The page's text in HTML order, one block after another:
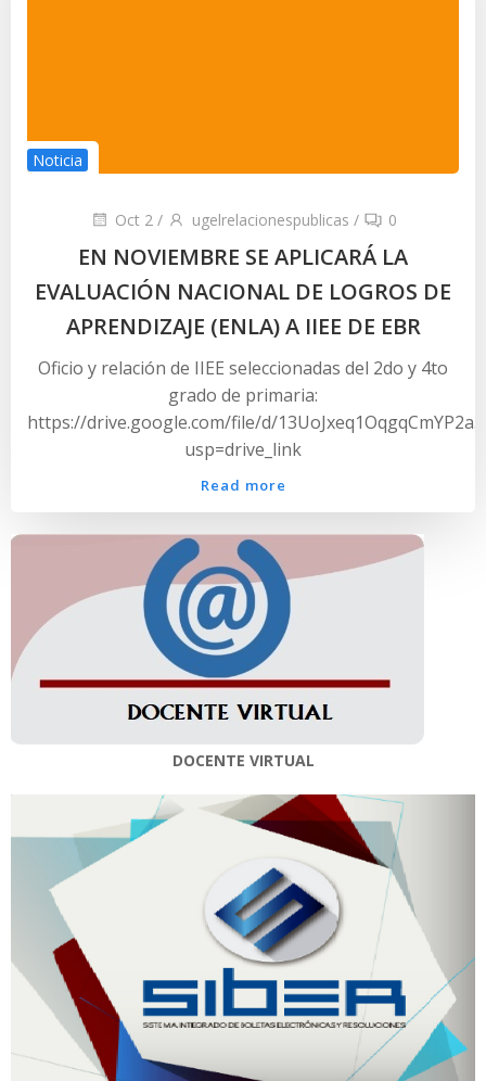
Noticia
Oct 2 / ugelrelacionespublicas / 0
EN NOVIEMBRE SE APLICARÁ LA
EVALUACIÓN NACIONAL DE LOGROS DE
APRENDIZAJE (ENLA) A IIEE DE EBR
Oficio y relación de IIEE seleccionadas del 2do y 4to
grado de primaria:
https://drive.google.com/file/d/
usp=drive_link
Read more
DOCENTE VIRTUAL